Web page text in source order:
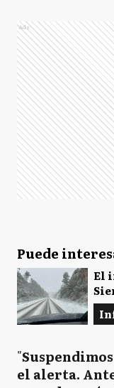
Ads
Puede
El
"
el alerta.